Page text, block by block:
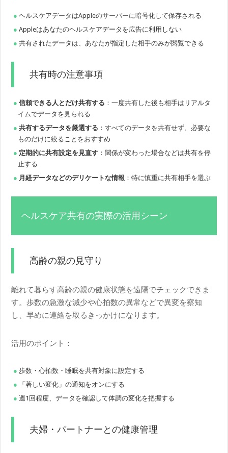
ヘルスケアデータはAppleのサーバーに暗号化して保存される
Appleはあなたのヘルスケアデータを広告に利用しない
共有されたデータは、あなたが指定した相手のみが閲覧できる
共有時の注意事項
信頼できる人とだけ共有する ：一度共有した後も相手はリアルタ
イムでデータを見られる
共有するデータを厳選する ：すべてのデータを共有せず、必要な
ものだけに絞ることをおすすめ
定期的に共有設定を見直す ：関係が変わった場合などは共有を停
止する
月経データなどのデリケートな情報 ：特に慎重に共有相手を選ぶ
ヘルスケア共有の実際の活用シーン
高齢の親の見守り
離れて暮らす高齢の親の健康状態を遠隔でチェックできま
す。歩数の急激な減少や心拍数の異常などで異変を察知
し、早めに連絡を取るきっかけになります。
活用のポイント：
歩数・心拍数・睡眠を共有対象に設定する
「著しい変化」の通知をオンにする
週1回程度、データを確認して体調の変化を把握する
夫婦・パートナーとの健康管理